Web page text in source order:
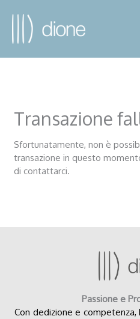
Transazione
Sfortunatamente, non è
transazione in questo
di contattarci.
Passione e
Con dedizione e competenza,